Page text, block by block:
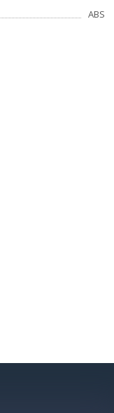
ABS